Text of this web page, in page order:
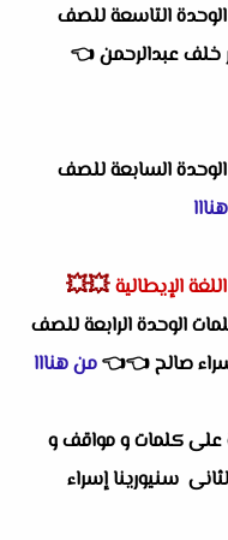
الوحدة التاسعة للصف
👈
الوحدة السابعة للصف
الإيطالية 💥💥
الوحدة الرابعة للصف
صالح👈
👈من هنااا
على كلمات و مواقف و
سنيورينا إسراء